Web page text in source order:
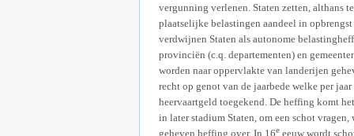
vergunning verlenen. Staten zetten, althans
plaatselijke belastingen aandeel in
verdwijnen Staten als autonome
provinciën (c.q. departementen) en
worden naar oppervlakte van landerijen
recht op genot van de jaarbede welke per
heervaartgeld toegekend. De heffing komt
in later stadium Staten, om een schot
geheven heffing over. In 16e eeuw wordt